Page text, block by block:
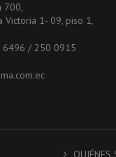
700,
Victoria 1- 09, piso 1,
6496 / 250 0915
QUIÉNES